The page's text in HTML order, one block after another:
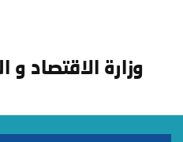
وزارة الاقتصاد و